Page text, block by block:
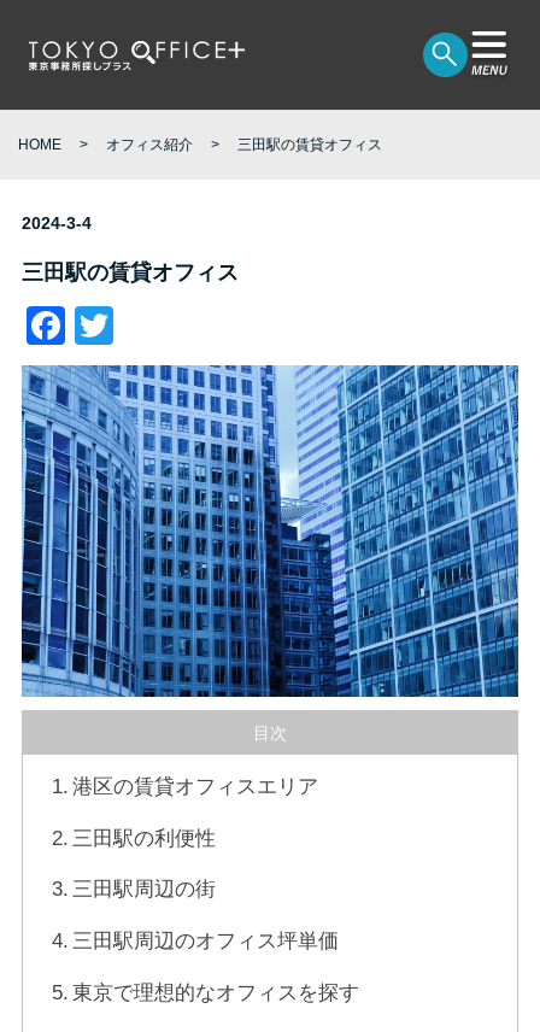
HOME オフィス紹介 三田駅の賃貸オフィス
2024-3-4
三田駅の賃貸オフィス
Facebook
目次
港区の賃貸オフィスエリア
三田駅の利便性
三田駅周辺の街
三田駅周辺のオフィス坪単価
東京で理想的なオフィスを探す